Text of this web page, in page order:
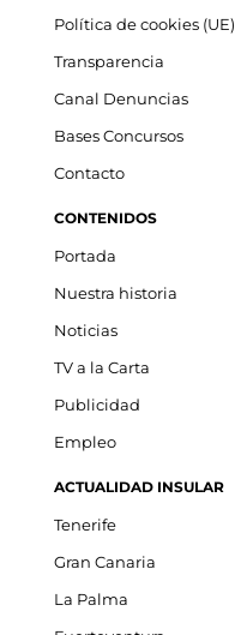
Política de cookies (UE)
Transparencia
Canal Denuncias
Bases Concursos
Contacto
CONTENIDOS
Portada
Nuestra historia
Noticias
TV a la Carta
Publicidad
Empleo
ACTUALIDAD INSULAR
Tenerife
Gran Canaria
La Palma